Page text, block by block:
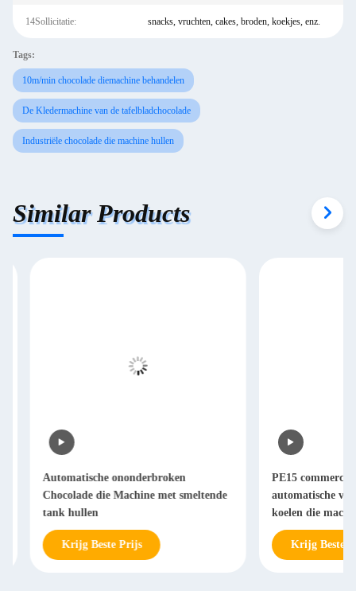
We bellen je snel terug!
VERZENDEN
14Sollicitatie: snacks, vruchten, cakes, broden, koekjes, enz.
Tags:
10m/min chocolade diemachine behandelen
De Kledermachine van de tafelbladchocolade
Industriële chocolade die machine hullen
Similar Products
Automatische ononderbroken
Chocolade die Machine met smeltende
tank hullen
Krijg Beste Prijs
PE15 commerciële
automatische
koelen die machine
Krijg Beste Prijs